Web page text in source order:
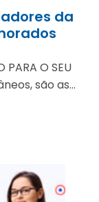
da
PARA O SEU
são as...